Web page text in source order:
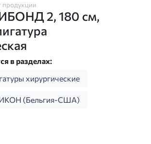
продукции
2, 180 см,
в разделах:
хирургические
(Бельгия-США)